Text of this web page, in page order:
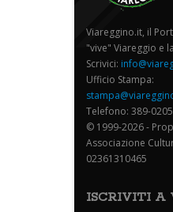
Viareggino.it, il
"vive" Viareggio e
Scrivici:
Ufficio Stampa:
Telefono: 389-
© 1999-2026 -
Associazione
02361310465
ISCRIVITI A